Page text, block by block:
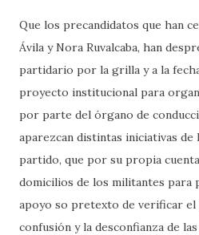
Que los precandidatos que han
Ávila y Nora Ruvalcaba, han
partidario por la grilla y a la
proyecto institucional para
por parte del órgano de
aparezcan distintas iniciativas
partido, que por su propia
domicilios de los militantes para
apoyo so pretexto de verificar el
confusión y la desconfianza de